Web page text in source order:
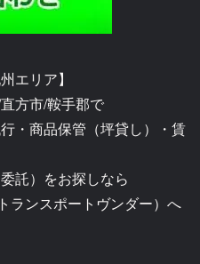
エリア】
方市/鞍手郡で
・商品保管（坪貸し）・賃
託）をお探しなら
ランスポートヴンダー）へ